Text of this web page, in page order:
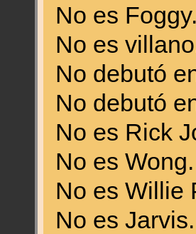
No es Foggy.
No es
No debutó
No debutó
No es Rick
No es Wong.
No es Willie
No es Jarvis.